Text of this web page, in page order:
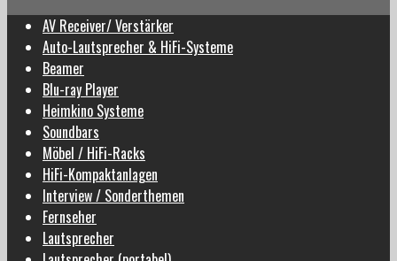
AV Receiver/ Verstärker
Auto-Lautsprecher & HiFi-Systeme
Beamer
Blu-ray Player
Heimkino Systeme
Soundbars
Möbel / HiFi-Racks
HiFi-Kompaktanlagen
Interview / Sonderthemen
Fernseher
Lautsprecher